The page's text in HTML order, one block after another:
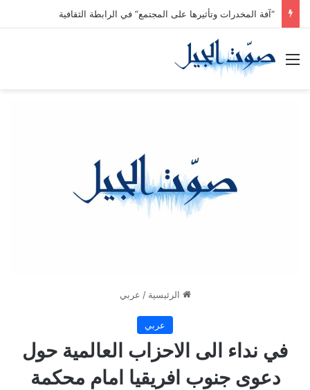
“آفة المخدرات وتأثيرها على المجتمع” في الرابطة الثقافية
القائمة
الرئيسية / عربي
عربي
في نداء الى الاحزاب العالمية حول
دعوى جنوب افريقيا امام محكمة